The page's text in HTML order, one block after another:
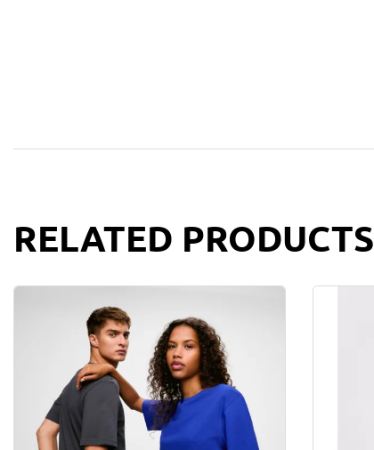
RELATED PRODUCTS